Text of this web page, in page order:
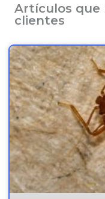
Artículos que
clientes